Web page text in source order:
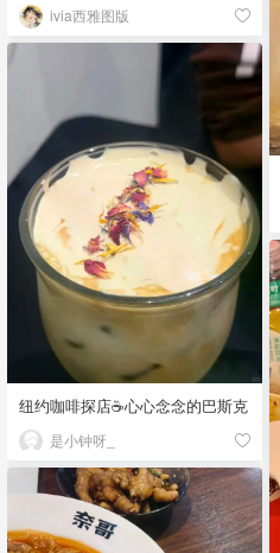
ivia西雅图版
纽约咖啡探店☕️心心念念的巴斯克
是小钟呀_